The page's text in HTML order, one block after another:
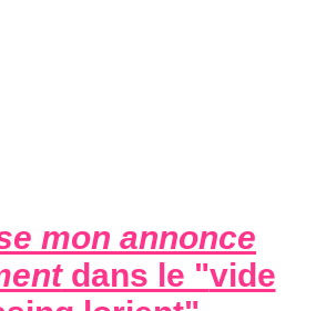
mon annonce
dans le "vide